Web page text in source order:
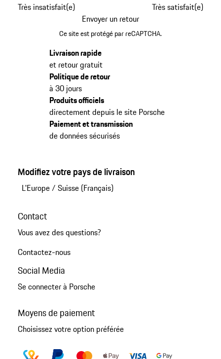
Très insatisfait(e)
Très satisfait(e)
Envoyer un retour
Ce site est protégé par reCAPTCHA.
Livraison rapide
et retour gratuit
Politique de retour
à 30 jours
Produits officiels
directement depuis le site Porsche
Paiement et transmission
de données sécurisés
Modifiez votre pays de livraison
L'Europe/ Suisse (Français)
Contact
Vous avez des questions?
Contactez-nous
Social Media
Se connecter à Porsche
Moyens de paiement
Choisissez votre option préférée